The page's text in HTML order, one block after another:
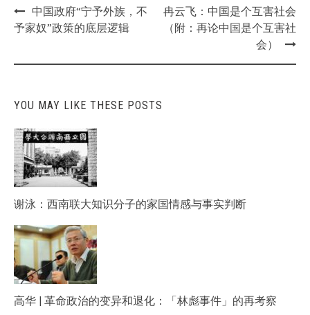
Post
navigation
中国政府“宁予外族，不
予家奴”政策的底层逻辑
冉云飞：中国是个互害社会
（附：再论中国是个互害社
会）
YOU MAY LIKE THESE POSTS
谢泳：西南联大知识分子的家国情感与事实判断
高华 | 革命政治的变异和退化：「林彪事件」的再考察